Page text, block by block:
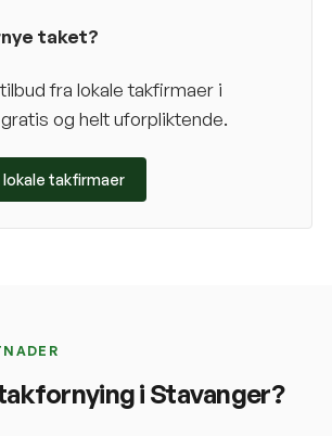
taket?
fra lokale takfirmaer i
og helt uforpliktende.
lokale takfirmaer
i Stavanger?